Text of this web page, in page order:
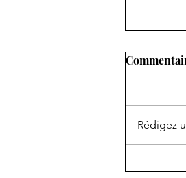
Rédigez